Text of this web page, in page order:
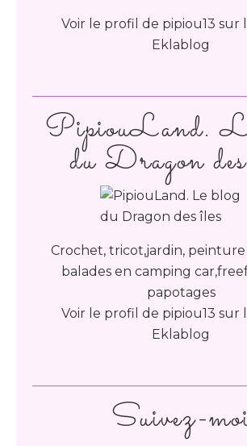
PipiouLand.
du Dragon
Crochet, tricot,jardin,
balades en camping
papotages
Voir le profil de pipiou13 sur
Eklablog
Suivez-
Voir le profil de pipiou13 sur
Eklablog